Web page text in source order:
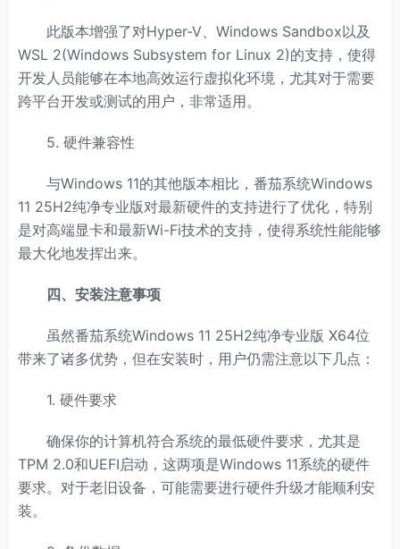
此版本增强了对Hyper-V、Windows Sandbox以及
WSL 2(Windows Subsystem for Linux 2)的支持，使得
开发人员能够在本地高效运行虚拟化环境，尤其对于需要
跨平台开发或测试的用户，非常适用。
5. 硬件兼容性
与Windows 11的其他版本相比，番茄系统Windows
11 25H2纯净专业版对最新硬件的支持进行了优化，特别
是对高端显卡和最新Wi-Fi技术的支持，使得系统性能能够
最大化地发挥出来。
四、安装注意事项
虽然番茄系统Windows 11 25H2纯净专业版 X64位
带来了诸多优势，但在安装时，用户仍需注意以下几点：
1. 硬件要求
确保你的计算机符合系统的最低硬件要求，尤其是
TPM 2.0和UEFI启动，这两项是Windows 11系统的硬件
要求。对于老旧设备，可能需要进行硬件升级才能顺利安
装。